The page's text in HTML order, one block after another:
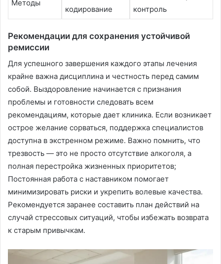
Методы
кодирование
контроль
Рекомендации для сохранения устойчивой
ремиссии
Для успешного завершения каждого этапы лечения
крайне важна дисциплина и честность перед самим
собой․ Выздоровление начинается с признания
проблемы и готовности следовать всем
рекомендациям, которые дает клиника․ Если возникает
острое желание сорваться, поддержка специалистов
доступна в экстренном режиме․ Важно помнить, что
трезвость — это не просто отсутствие алкоголя, а
полная перестройка жизненных приоритетов;
Постоянная работа с наставником помогает
минимизировать риски и укрепить волевые качества․
Рекомендуется заранее составить план действий на
случай стрессовых ситуаций, чтобы избежать возврата
к старым привычкам․